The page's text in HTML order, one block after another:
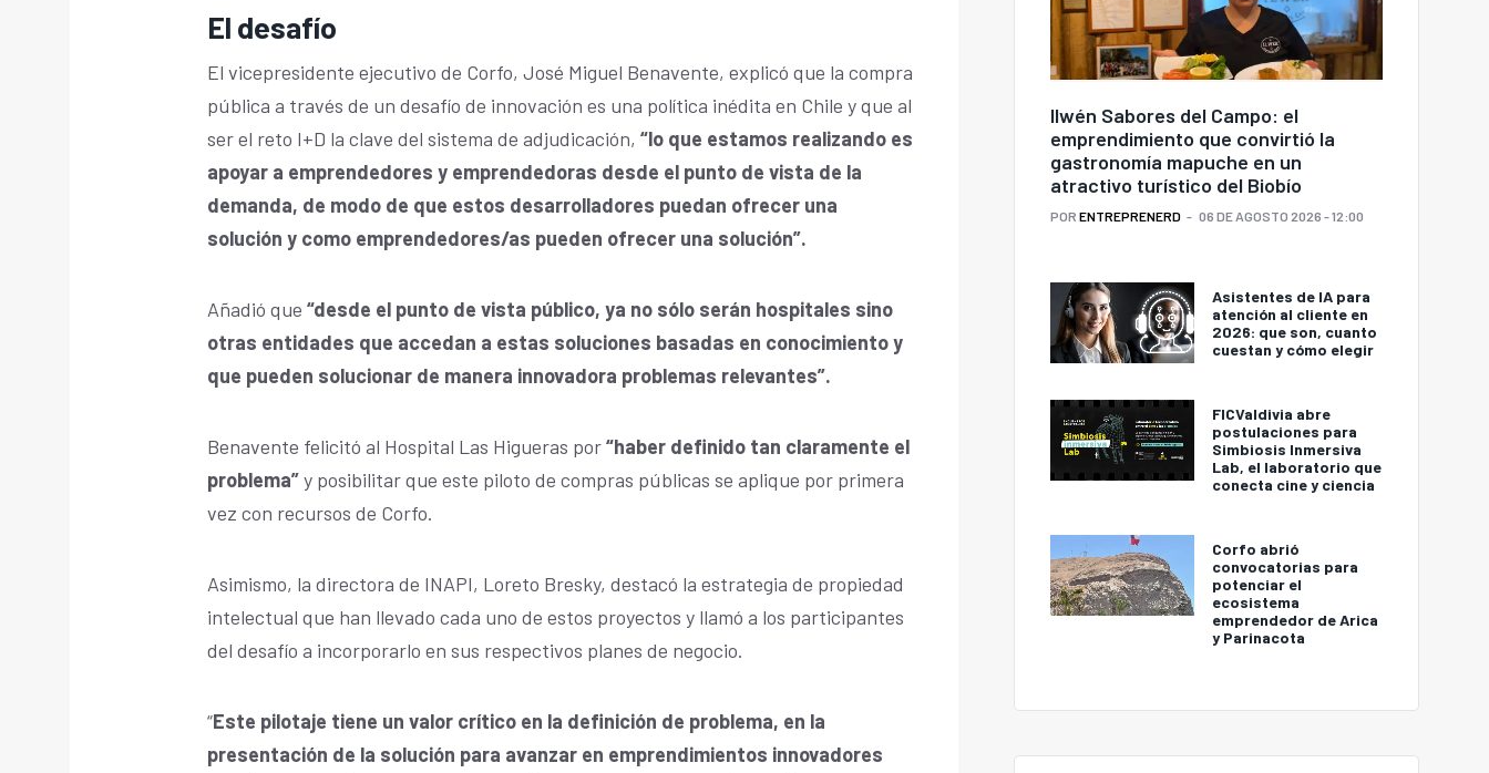
El desafío
El vicepresidente ejecutivo de Corfo, José Miguel Benavente, explicó que la compra
pública a través de un desafío de innovación es una política inédita en Chile y que al
ser el reto I+D la clave del sistema de adjudicación, “lo que estamos realizando es
apoyar a emprendedores y emprendedoras desde el punto de vista de la
demanda, de modo de que estos desarrolladores puedan ofrecer una
solución y como emprendedores/as pueden ofrecer una solución”.
Añadió que “desde el punto de vista público, ya no sólo serán hospitales sino
otras entidades que accedan a estas soluciones basadas en conocimiento y
que pueden solucionar de manera innovadora problemas relevantes”.
Benavente felicitó al Hospital Las Higueras por“haber definido tan claramente el
problema”y posibilitar que este piloto de compras públicas se aplique por primera
vez con recursos de Corfo.
Asimismo, la directora de INAPI, Loreto Bresky, destacó la estrategia de propiedad
intelectual que han llevado cada uno de estos proyectos y llamó a los participantes
del desafío a incorporarlo en sus respectivos planes de negocio.
“Este pilotaje tiene un valor crítico en la definición de problema, en la
presentación de la solución para avanzar en emprendimientos innovadores
Ilwén Sabores del Campo: el
emprendimiento que convirtió la
gastronomía mapuche en un
atractivo turístico del Biobío
POR ENTREPRENERD 06 DE AGOSTO 2026 - 12:00
Asistentes de IA para
atención al cliente en
2026: que son, cuanto
cuestan y cómo elegir
FICValdivia abre
postulaciones para
Simbiosis Inmersiva
Lab, el laboratorio que
conecta cine y ciencia
Corfo abrió
convocatorias para
potenciar el
ecosistema
emprendedor de Arica
y Parinacota